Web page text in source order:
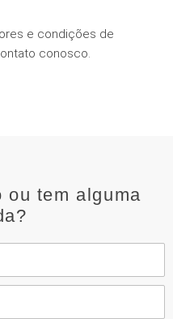
e condições de
conosco.
ou tem alguma